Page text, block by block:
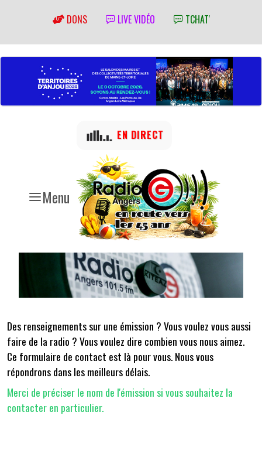
DONS LIVE VIDÉO TCHAT'
Menu
EN DIRECT
Des renseignements sur une émission ? Vous voulez vous aussi
faire de la radio ? Vous voulez dire combien vous nous aimez.
Ce formulaire de contact est là pour vous. Nous vous
répondrons dans les meilleurs délais.
Merci de préciser le nom de l'émission si vous souhaitez la
contacter en particulier.